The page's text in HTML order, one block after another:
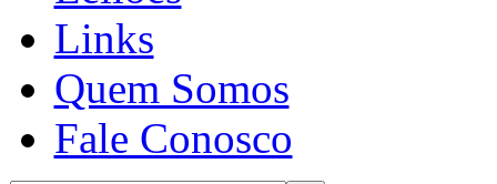
Links
Quem Somos
Fale Conosco